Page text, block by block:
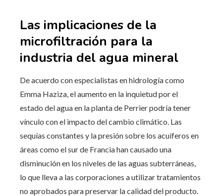
Las implicaciones de la
microfiltración para la
industria del agua mineral
De acuerdo con especialistas en hidrología como
Emma Haziza, el aumento en la inquietud por el
estado del agua en la planta de Perrier podría tener
vínculo con el impacto del cambio climático. Las
sequías constantes y la presión sobre los acuíferos en
áreas como el sur de Francia han causado una
disminución en los niveles de las aguas subterráneas,
lo que lleva a las corporaciones a utilizar tratamientos
no aprobados para preservar la calidad del producto.